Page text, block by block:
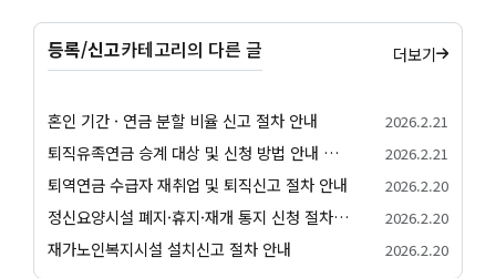
등록/신고카테고리의 다른 글 더보기
혼인 기간 · 연금 분할 비율 신고 절차 안내 2026.2.21
퇴직유족연금 승계 대상 및 신청 방법 안내 서비스 2026.2.21
퇴역연금 수급자 재취업 및 퇴직신고 절차 안내 2026.2.20
정신요양시설 폐지·휴지·재개 통지 신청 절차 안내 2026.2.20
재가노인복지시설 설치신고 절차 안내 2026.2.20